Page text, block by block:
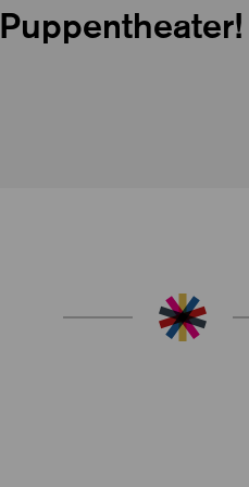
Puppentheater!